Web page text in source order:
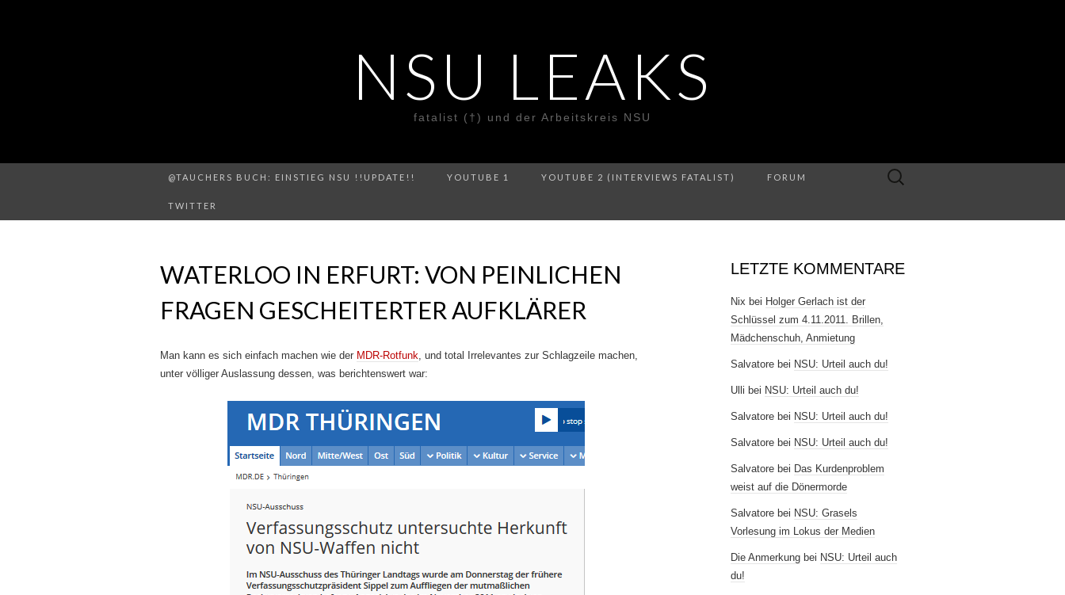
NSU LEAKS
fatalist (†) und der Arbeitskreis NSU
@TAUCHERS BUCH: EINSTIEG NSU !!UPDATE!! YOUTUBE 1 YOUTUBE 2 (INTERVIEWS FATALIST) FORUM
TWITTER
Suche
WATERLOO IN ERFURT: VON PEINLICHEN
FRAGEN GESCHEITERTER AUFKLÄRER
Man kann es sich einfach machen wie der MDR-Rotfunk, und total Irrelevantes zur Schlagzeile machen,
unter völliger Auslassung dessen, was berichtenswert war:
LETZTE KOMMENTARE
Nix bei Holger Gerlach ist der
Schlüssel zum 4.11.2011. Brillen,
Mädchenschuh, Anmietung
Salvatore bei NSU: Urteil auch du!
Ulli bei NSU: Urteil auch du!
Salvatore bei NSU: Urteil auch du!
Salvatore bei NSU: Urteil auch du!
Salvatore bei Das Kurdenproblem
weist auf die Dönermorde
Salvatore bei NSU: Grasels
Vorlesung im Lokus der Medien
Die Anmerkung bei NSU: Urteil auch
du!